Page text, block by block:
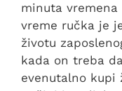
minuta
vreme ručka je
životu
kada on treba
evenutalno kupi